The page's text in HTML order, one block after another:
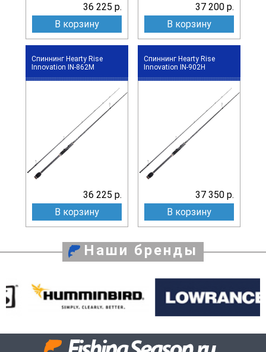
36 225 р.
В корзину
37 200 р.
В корзину
Спиннинг Hearty Rise
Innovation IN-862M
36 225 р.
В корзину
Спиннинг Hearty Rise
Innovation IN-902H
37 350 р.
В корзину
Наши бренды